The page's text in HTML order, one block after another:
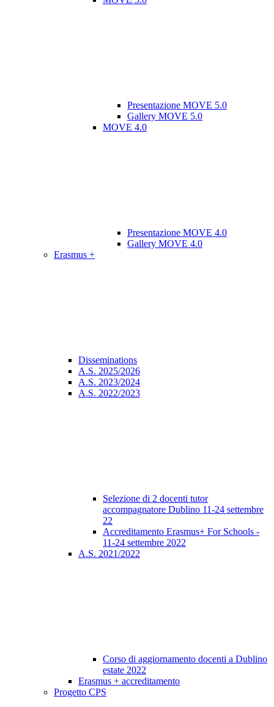
Presentazione MOVE 5.0
Gallery MOVE 5.0
MOVE 4.0
Presentazione MOVE 4.0
Gallery MOVE 4.0
Erasmus +
Disseminations
A.S. 2025/2026
A.S. 2023/2024
A.S. 2022/2023
Selezione di 2 docenti tutor
accompagnatore Dublino 11-24 settembre
22
Accreditamento Erasmus+ For Schools -
11-24 settembre 2022
A.S. 2021/2022
Corso di aggiornamento docenti a Dublino
estate 2022
Erasmus + accreditamento
Progetto CPS